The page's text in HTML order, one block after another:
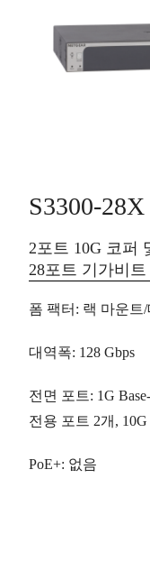
S3300-28X
2포트 10G 코퍼
28포트 기가비
폼 팩터 : 랙 마운트
대역폭: 128 Gbps
전면 포트: 1G
전용 포트 2개 ,
PoE+: 없음